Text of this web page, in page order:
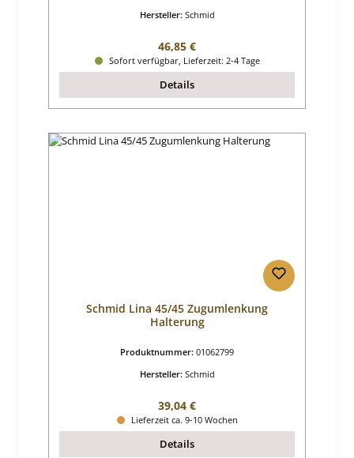
Hersteller: Schmid
Regulärer Preis:
46,85 €
Sofort verfügbar, Lieferzeit: 2-4 Tage
Details
Schmid Lina 45/45 Zugumlenkung
Halterung
Produktnummer: 01062799
Hersteller: Schmid
Regulärer Preis:
39,04 €
Lieferzeit ca. 9-10 Wochen
Details